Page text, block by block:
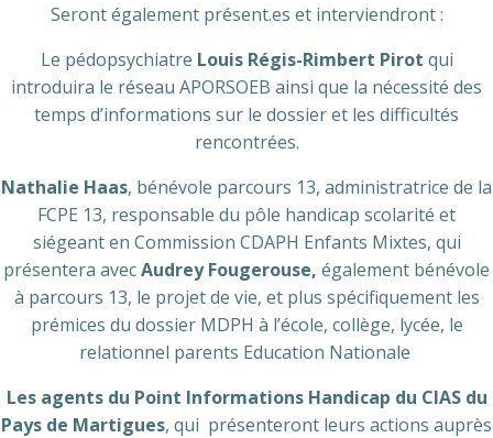
Seront également présent.es et interviendront :
Le pédopsychiatre Louis Régis-Rimbert Pirot qui
introduira le réseau APORSOEB ainsi que la nécessité des
temps d’informations sur le dossier et les difficultés
rencontrées.
Nathalie Haas, bénévole parcours 13, administratrice de la
FCPE 13, responsable du pôle handicap scolarité et
siégeant en Commission CDAPH Enfants Mixtes, qui
présentera avecAudrey Fougerouse, également bénévole
à parcours 13, le projet de vie, et plus spécifiquement les
prémices du dossier MDPH à l’école, collège, lycée, le
relationnel parents Education Nationale
Les agents du Point Informations Handicap du CIAS du
Pays de Martigues, qui présenteront leurs actions auprès